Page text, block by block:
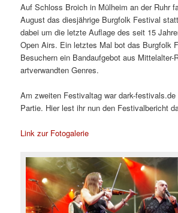
Auf Schloss Broich in Mülheim an der Ruhr
August das diesjährige Burgfolk Festival
dabei um die letzte Auflage des seit 15
Open Airs. Ein letztes Mal bot das Burgfolk
Besuchern ein Bandaufgebot aus Mittelalter-
artverwandten Genres.
Am zweiten Festivaltag war dark-
Partie. Hier lest ihr nun den Festivalbericht
Link zur Fotogalerie